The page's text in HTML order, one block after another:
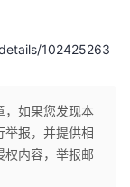
102425263
，如果您发现本
举报，并提供相
权内容，举报邮